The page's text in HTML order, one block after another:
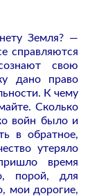
Земля? —
справляются
свою
дано право
К чему
Сколько
войн было и
в обратное,
утеряло
время
порой, для
мои дорогие,